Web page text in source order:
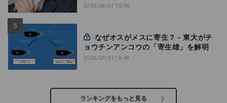
2026/08/07 15:05
ョウチンアンコウの「寄生雄」を解明
2026/07/31 14:48
ランキングをもっと見る